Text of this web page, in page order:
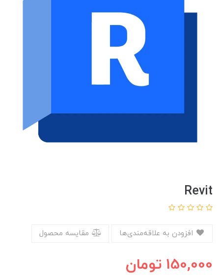
Revit
مقایسه محصول
150,000 تومان